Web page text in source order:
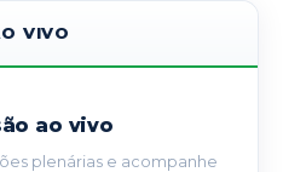
VIVO
ao vivo
plenárias e acompanhe